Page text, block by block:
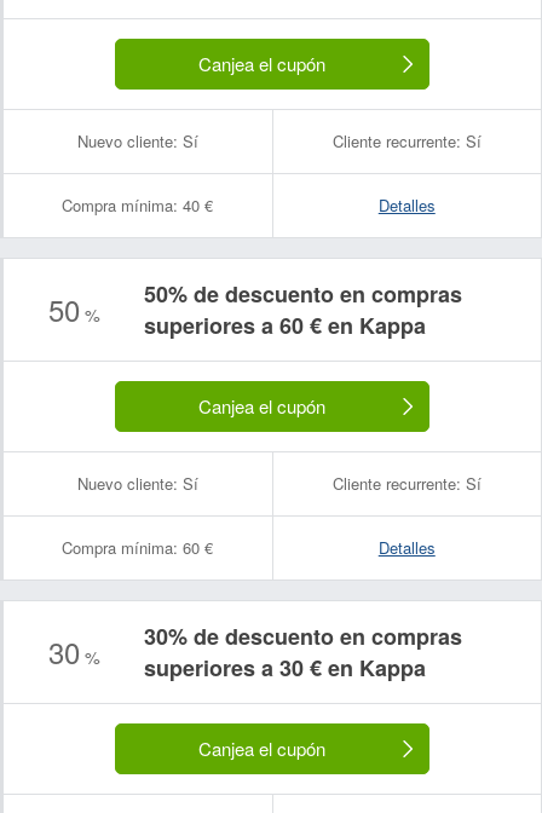
Canjea el cupón
Nuevo cliente: Sí Cliente recurrente: Sí
Compra mínima: 40 € Detalles
50 %
50% de descuento en compras
superiores a 60 € en Kappa
Canjea el cupón
Nuevo cliente: Sí Cliente recurrente: Sí
Compra mínima: 60 € Detalles
30 %
30% de descuento en compras
superiores a 30 € en Kappa
Canjea el cupón